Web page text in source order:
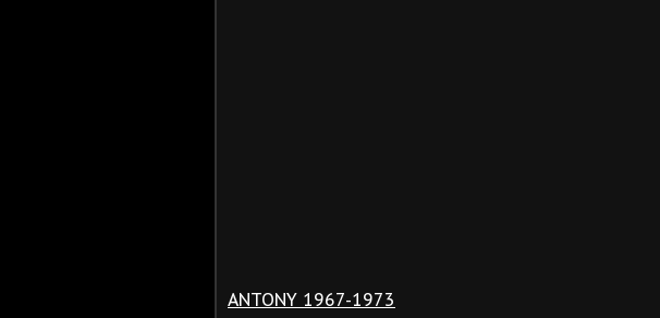
ANTONY 1967-1973